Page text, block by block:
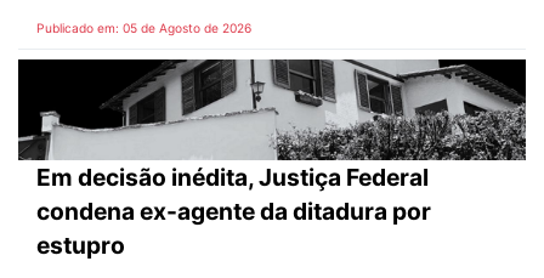
Publicado em: 05 de Agosto de 2026
Em decisão inédita, Justiça Federal
condena ex-agente da ditadura por
estupro